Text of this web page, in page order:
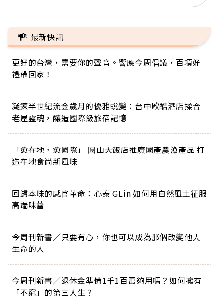
最新快訊
更好的台灣，需要你的聲音。響應今周倡議，百項好
禮帶回家！
凝鍊半世紀流金歲月的優雅蛻變：台中歐酷酒店揉合
老屋靈魂，釀造國際級旅宿記憶
「愈在地，愈國際」 圓山大飯店推廣國產農漁產品 打
造在地食尚新風味
回歸本味的感官革命：心泰 GLin 如何用自然風土征服
高端味蕾
今周刊新書／只要有心，你也可以成為那個改變他人
生命的人
今周刊新書／退休金準備1千1百萬夠用嗎？如何擁有
「不窮」的第三人生？